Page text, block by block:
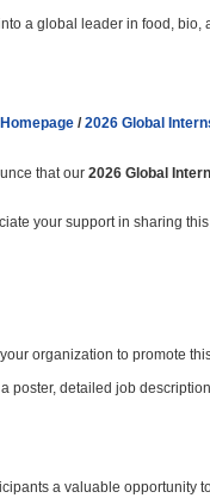
a global leader in food,
/2026 Global
that our 2026 Global
your support in sharing
organization to promote
poster, detailed job
a valuable opportunity